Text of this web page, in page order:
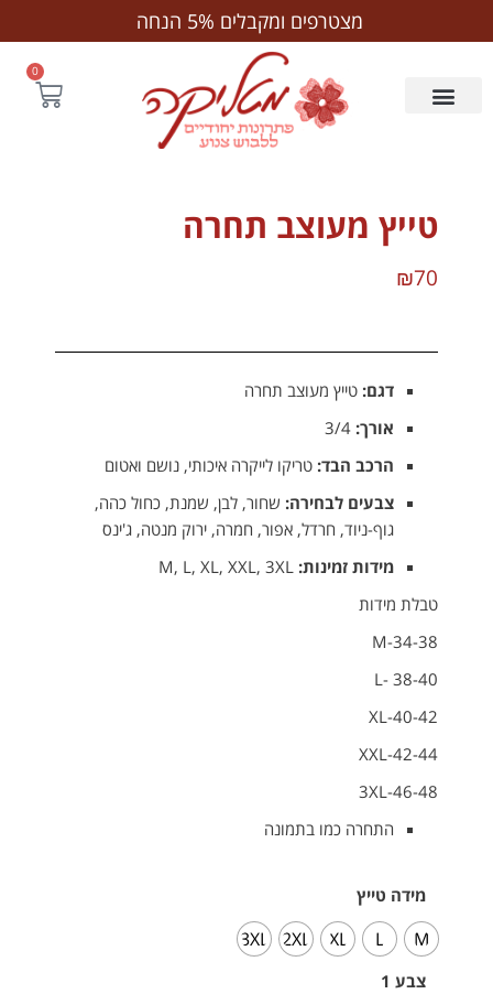
משלוח חינם לנקודת חלוקה בקנייה מעל ₪250
מצטרפים ומקבלים 5% הנחה
0
טייץ מעוצב תחרה
₪70
דגם: טייץ מעוצב תחרה
אורך:
הרכב הבד: טריקו לייקרה איכותי, נושם ואטום
צבעים לבחירה: שחור, לבן, שמנת, כחול כהה,
גוף-ניוד, חרדל, אפור, חמרה, ירוק מנטה, ג'ינס
מידות זמינות:
טבלת מידות
M-34-38
L- 38-40
XL-40-42
XXL-42-44
3XL-46-48
התחרה כמו בתמונה
מידה טייץ
M
L
XL
2XL
3XL
צבע 1